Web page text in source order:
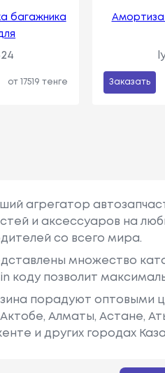
багажника
от 17519 тенге Заказать
агрегатор
и аксессуаров на
со всего мира.
множество
коду позволит
порадуют оптовыми
Алматы, Астане,
и других городах